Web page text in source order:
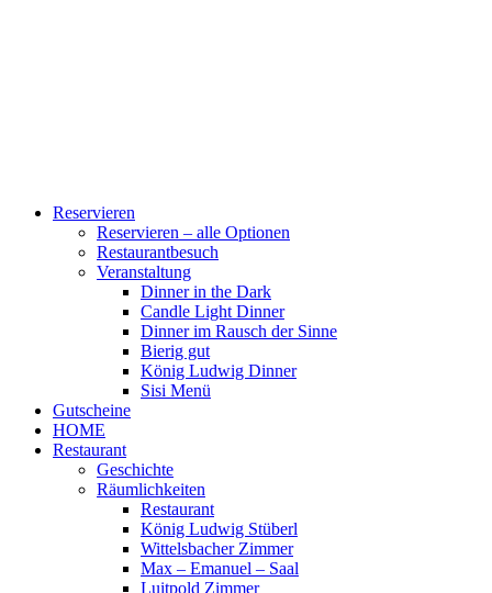
Reservieren
Reservieren – alle Optionen
Restaurantbesuch
Veranstaltung
Dinner in the Dark
Candle Light Dinner
Dinner im Rausch der Sinne
Bierig gut
König Ludwig Dinner
Sisi Menü
Gutscheine
HOME
Restaurant
Geschichte
Räumlichkeiten
Restaurant
König Ludwig Stüberl
Wittelsbacher Zimmer
Max – Emanuel – Saal
Luitpold Zimmer